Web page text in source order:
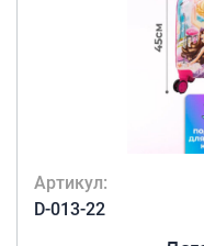
Артикул:
D-013-22